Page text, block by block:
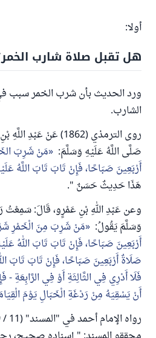
أولا:
هل تقبل صلاة شارب
ورد الحديث بأن شرب الخمر سبب
الشارب.
روى الترمذي (1862)
صَلَّى اللَّهُ عَلَيْهِ وَسَلَّمَ: مَنْ شَرِبَ
أَرْبَعِينَ صَبَاحًا، فَإِنْ تَابَ تَابَ اللَّهُ
هَذَا حَدِيثٌ حَسَنٌ ".
وعن عَبْدِ اللهِ بْنِ عَمْرٍو، قَالَ: سَمِعْتُ
وَسَلَّمَ يَقُولُ: مَنْ شَرِبَ مِنَ الْخَمْرِ
أَرْبَعِينَ صَبَاحًا، فَإِنْ تَابَ تَابَ اللهُ
صَلَاةٌ أَرْبَعِينَ صَبَاحًا، فَإِنْ تَابَ تَابَ
فَلَا أَدْرِي فِي الثَّالِثَةِ أَوْ فِي الرَّابِعَةِ
أَنْ يَسْقِيَهُ مِنْ رَدْغَةِ الْخَبَالِ يَوْمَ